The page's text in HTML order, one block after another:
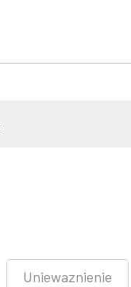
Uniewaznienie